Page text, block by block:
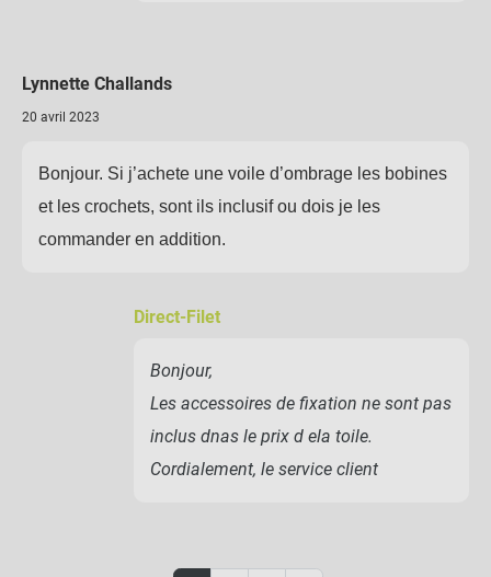
Lynnette Challands
20 avril 2023
Bonjour. Si j’achete une voile d’ombrage les bobines
et les crochets, sont ils inclusif ou dois je les
commander en addition.
Direct-Filet
Bonjour,
Les accessoires de fixation ne sont pas
inclus dnas le prix d ela toile.
Cordialement, le service client